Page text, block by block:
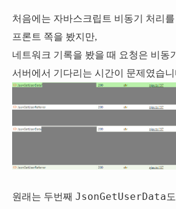
처음에는 자바스크립트 비동기 처리
프론트 쪽을 봤지만,
네트워크 기록을 봤을 때 요청은 비동
서버에서 기다리는 시간이 문제였습니
원래는 두번째 JsonGetUserData